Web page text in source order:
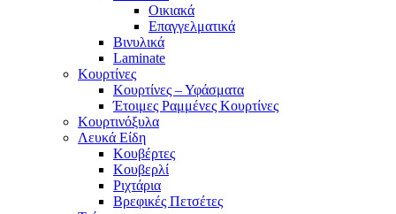
Οικιακά
Επαγγελματικά
Βινυλικά
Laminate
Κουρτίνες
Κουρτίνες – Υφάσματα
Έτοιμες Ραμμένες Κουρτίνες
Κουρτινόξυλα
Λευκά Είδη
Κουβέρτες
Κουβερλί
Ριχτάρια
Βρεφικές Πετσέτες